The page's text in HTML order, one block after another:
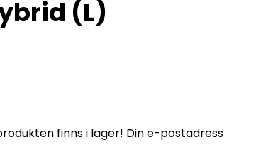
(L)
finns i lager! Din e-postadress